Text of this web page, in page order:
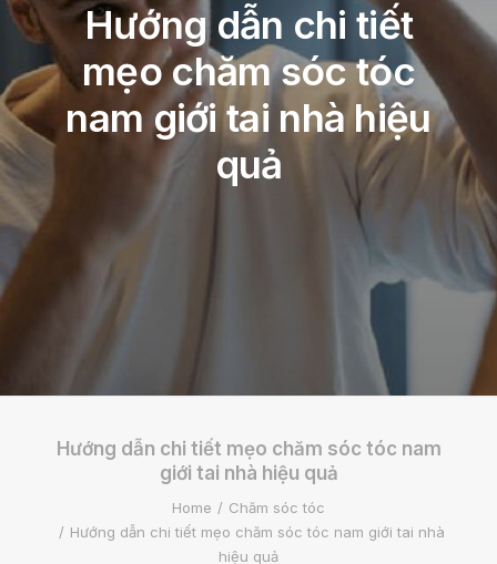
Hướng dẫn chi tiết
mẹo chăm sóc tóc
nam giới tai nhà hiệu
quả
Hướng dẫn chi tiết mẹo chăm sóc tóc nam
giới tai nhà hiệu quả
Home
Chăm sóc tóc
Hướng dẫn chi tiết mẹo chăm sóc tóc nam giới tai nhà
hiệu quả